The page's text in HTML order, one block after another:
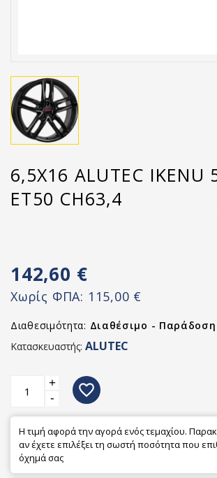
6,5X16 ALUTEC IKENU
ET50 CH63,4
142,60 €
Χωρίς ΦΠΑ: 115,00 €
Διαθεσιμότητα: Διαθέσιμο - Παράδοση
Κατασκευαστής: ALUTEC
+
-
favorite_border
Η τιμή αφορά την αγορά ενός τεμαχίου.
αν έχετε επιλέξει τη σωστή ποσότητα που
όχημά σας